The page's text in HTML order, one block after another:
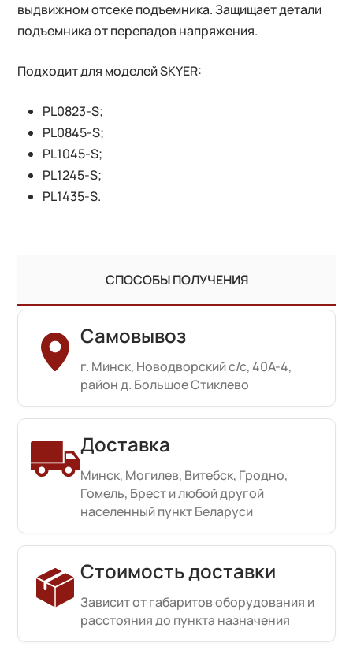
выдвижном отсеке подъемника. Защищает детали
подъемника от перепадов напряжения.
Подходит для моделей SKYER:
PL0823-S;
PL0845-S;
PL1045-S;
PL1245-S;
PL1435-S.
СПОСОБЫ ПОЛУЧЕНИЯ
Самовывоз
г. Минск, Новодворский с/с, 40А-4,
район д. Большое Стиклево
Доставка
Минск, Могилев, Витебск, Гродно,
Гомель, Брест и любой другой
населенный пункт Беларуси
Стоимость доставки
Зависит от габаритов оборудования и
расстояния до пункта назначения